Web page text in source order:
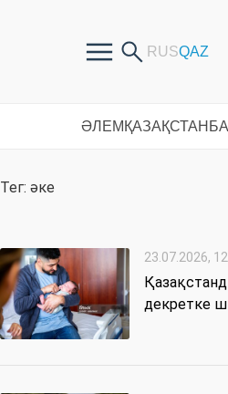
ӘЛЕМ ҚАЗАҚСТАН
Тег: әке
23.07.2026,
декретке